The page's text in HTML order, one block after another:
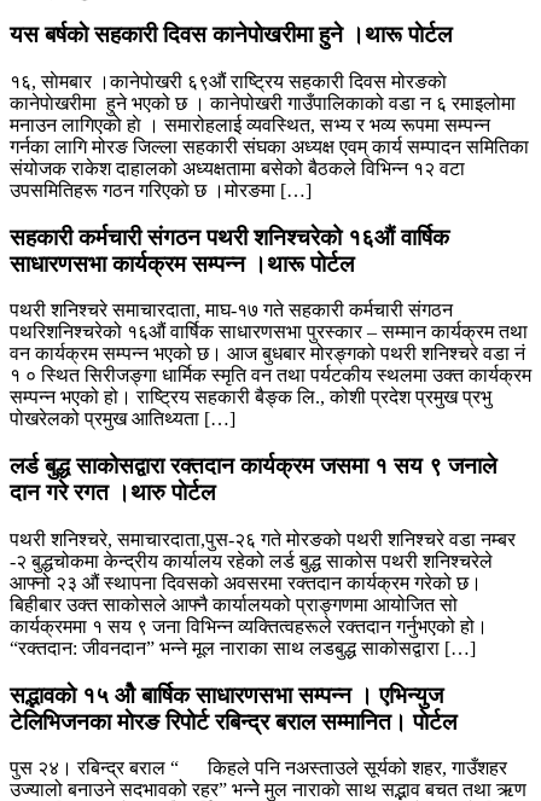
यस बर्षकाे सहकारी दिवस कानेपाेखरीमा हुने ।थारू पाेर्टल
१६, साेमबार ।कानेपाेखरी ६९औं राष्ट्रिय सहकारी दिवस मोरङकाे
कानेपाेखरीमा हुने भएको छ । कानेपोखरी गाउँपालिकाको वडा न ६ रमाइलोमा
मनाउन लागिएको हाे । समारोहलाई व्यवस्थित, सभ्य र भव्य रूपमा सम्पन्न
गर्नका लागि मोरङ जिल्ला सहकारी संघका अध्यक्ष एवम् कार्य सम्पादन समितिका
संयोजक राकेश दाहालको अध्यक्षतामा बसेको बैठकले विभिन्न १२ वटा
उपसमितिहरू गठन गरिएकाे छ ।मोरङमा […]
सहकारी कर्मचारी संगठन पथरी शनिश्चरेको १६औं वार्षिक
साधारणसभा कार्यक्रम सम्पन्न ।थारू पाेर्टल
पथरी शनिश्चरे समाचारदाता, माघ-१७ गते सहकारी कर्मचारी संगठन
पथरिशनिश्चरेको १६औं वार्षिक साधारणसभा पुरस्कार – सम्मान कार्यक्रम तथा
वन कार्यक्रम सम्पन्न भएको छ। आज बुधबार मोरङ्गको पथरी शनिश्चरे वडा नं
१ ० स्थित सिरीजङ्गा धार्मिक स्मृति वन तथा पर्यटकीय स्थलमा उक्त कार्यक्रम
सम्पन्न भएको हो। राष्ट्रिय सहकारी बैङ्क लि., कोशी प्रदेश प्रमुख प्रभु
पोखरेलको प्रमुख आतिथ्यता […]
लर्ड बुद्ध साकोसद्वारा रक्तदान कार्यक्रम जसमा १ सय ९ जनाले
दान गरे रगत ।थारु पाेर्टल
पथरी शनिश्चरे, समाचारदाता,पुस-२६ गते मोरङको पथरी शनिश्चरे वडा नम्बर
-२ बुद्धचोकमा केन्द्रीय कार्यालय रहेको लर्ड बुद्ध साकोस पथरी शनिश्चरेले
आफ्नो २३ औं स्थापना दिवसको अवसरमा रक्तदान कार्यक्रम गरेको छ।
बिहीबार उक्त साकोसले आफ्नै कार्यालयको प्राङ्गणमा आयोजित सो
कार्यक्रममा १ सय ९ जना विभिन्न व्यक्तित्वहरूले रक्तदान गर्नुभएको हो।
“रक्तदान: जीवनदान” भन्ने मूल नाराका साथ लडबुद्ध साकोसद्वारा […]
सद्भावकाे १५ ओै बार्षिक साधारणसभा सम्पन्न । एभिन्युज
टेलिभिजनका माेरङ रिपोर्ट रबिन्द्र बराल सम्मानित। पाेर्टल
पुस २४। रबिन्द्र बराल “ किहले पनि नअस्ताउले सूर्यको शहर, गाउँशहर
उज्यालो बनाउने सदभावको रहर” भन्नेे मुल नाराकाे साथ सद्भाव बचत तथा ऋण